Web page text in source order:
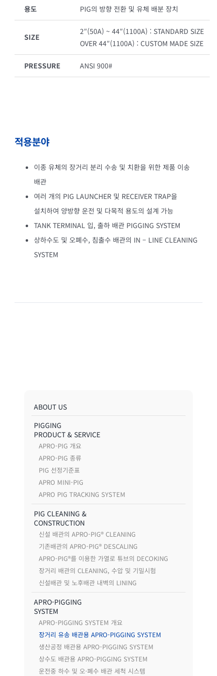
용도 PIG의 방향 전환 및 유체 배분 장치
SIZE
2″(50A) ~ 44″(1100A) : STANDARD SIZE
OVER 44″(1100A) : CUSTOM MADE SIZE
PRESSURE ANSI 900#
적용분야
이종 유체의 장거리 분리 수송 및 치환을 위한 제품 이송
배관
여러 개의 PIG LAUNCHER 및 RECEIVER TRAP을
설치하여 양방향 운전 및 다목적 용도의 설계 가능
TANK TERMINAL 입, 출하 배관 PIGGING SYSTEM
상하수도 및 오폐수, 침출수 배관의 IN – LINE CLEANING
SYSTEM
ABOUT US
PIGGING
PRODUCT & SERVICE
APRO-PIG 개요
APRO-PIG 종류
PIG 선정기준표
APRO MINI-PIG
APRO PIG TRACKING SYSTEM
PIG CLEANING &
CONSTRUCTION
신설 배관의 APRO-PIG® CLEANING
기존배관의 APRO-PIG® DESCALING
APRO-PIG®를 이용한 가열로 튜브의 DECOKING
장거리 배관의 CLEANING, 수압 및 기밀시험
신설배관 및 노후배관 내벽의 LINING
APRO-PIGGING
SYSTEM
APRO-PIGGING SYSTEM 개요
장거리 유송 배관용 APRO-PIGGING SYSTEM
생산공정 배관용 APRO-PIGGING SYSTEM
상수도 배관용 APRO-PIGGING SYSTEM
운전중 하수 및 오·폐수 배관 세척 시스템